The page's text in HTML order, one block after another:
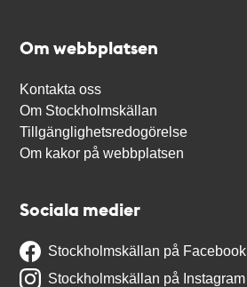
Om webbplatsen
Kontakta oss
Om Stockholmskällan
Tillgänglighetsredogörelse
Om kakor på webbplatsen
Sociala medier
Stockholmskällan på Facebook
Stockholmskällan på Instagram